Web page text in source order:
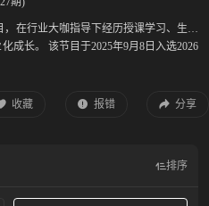
在行业大咖指导下经历授课学习、生活
成长。 该节目于2025年9月8日入选2026
收藏 报错 分享
排序